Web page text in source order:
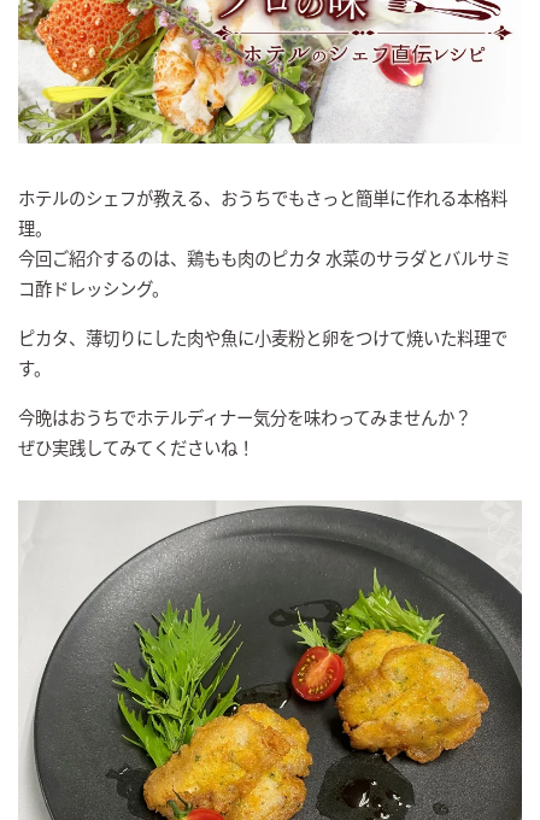
ホテルのシェフが教える、おうちでもさっと簡単に作れる本格料
理。
今回ご紹介するのは、鶏もも肉のピカタ 水菜のサラダとバルサミ
コ酢ドレッシング。
ピカタ、薄切りにした肉や魚に小麦粉と卵をつけて焼いた料理で
す。
今晩はおうちでホテルディナー気分を味わってみませんか？
ぜひ実践してみてくださいね！